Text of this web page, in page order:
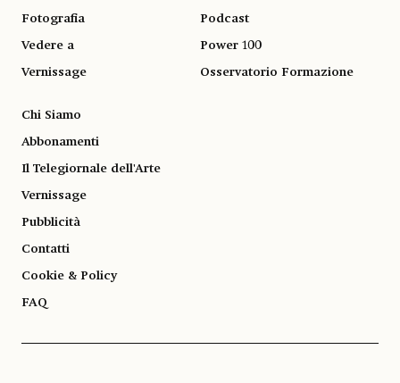
Fotografia
Vedere a
Vernissage
Podcast
Power 100
Osservatorio Formazione
Chi Siamo
Abbonamenti
Il Telegiornale dell'Arte
Vernissage
Pubblicità
Contatti
Cookie & Policy
FAQ